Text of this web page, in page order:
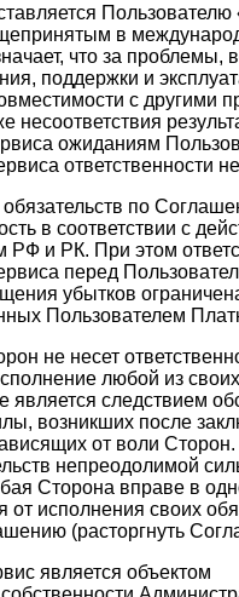
Пользователю
в
что за проблемы,
поддержки и
с другими
несоответствия
ожиданиям
ответственности не
по
в соответствии с
РФ и РК. При этом
перед
убытков
Пользователем
не несет
любой из
является следствием
возникших после
от воли Сторон.
непреодолимой
Сторона вправе в
от исполнения своих
(расторгнуть
является объектом